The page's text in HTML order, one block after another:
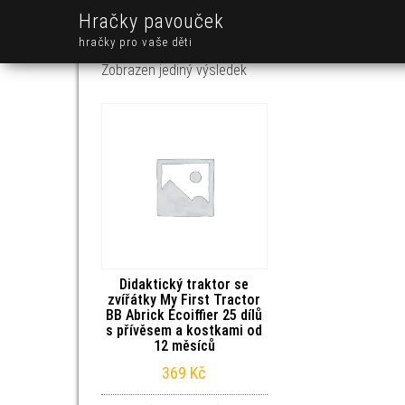
Hračky pavouček
hračky pro vaše děti
Zobrazen jediný výsledek
Didaktický traktor se
zvířátky My First Tractor
BB Abrick Écoiffier 25 dílů
s přívěsem a kostkami od
12 měsíců
369 Kč